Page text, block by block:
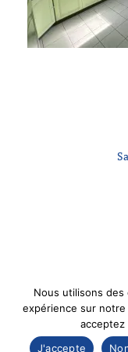
Nous utilisons des
expérience sur
acceptez
J'accepte